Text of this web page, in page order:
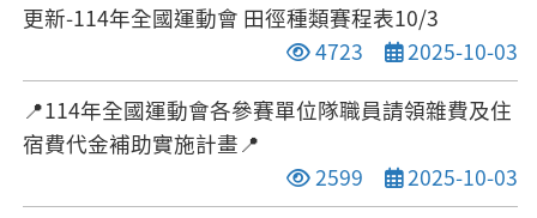
更新-114年全國運動會 田徑種類賽程表10/3
點閱次數
4723 發布日期
2025-10-03
📍114年全國運動會各參賽單位隊職員請領雜費及住
宿費代金補助實施計畫📍
點閱次數
2599 發布日期
2025-10-03